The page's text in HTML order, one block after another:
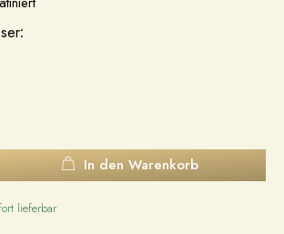
:
In den Warenkorb
lieferbar